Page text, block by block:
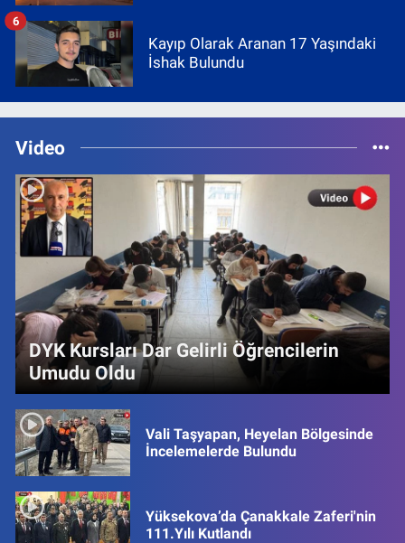
Kayıp Olarak Aranan 17 Yaşındaki
İshak Bulundu
6
Video
DYK Kursları Dar Gelirli Öğrencilerin
Umudu Oldu
Vali Taşyapan, Heyelan Bölgesinde
İncelemelerde Bulundu
Yüksekova’da Çanakkale Zaferi'nin
111.Yılı Kutlandı